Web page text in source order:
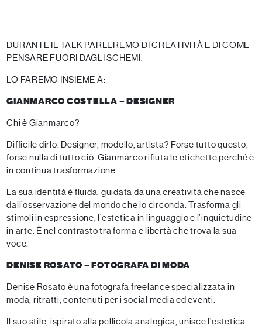
DURANTE IL TALK PARLEREMO DI CREATIVITÀ E DI COME
PENSARE FUORI DAGLI SCHEMI.
LO FAREMO INSIEME A:
GIANMARCO COSTELLA – DESIGNER
Chi è Gianmarco?
Difficile dirlo. Designer, modello, artista? Forse tutto questo,
forse nulla di tutto ciò. Gianmarco rifiuta le etichette perché è
in continua trasformazione.
La sua identità è fluida, guidata da una creatività che nasce
dall’osservazione del mondo che lo circonda. Trasforma gli
stimoli in espressione, l’estetica in linguaggio e l’inquietudine
in arte. È nel contrasto tra forma e libertà che trova la sua
voce.
DENISE ROSATO – FOTOGRAFA DI MODA
Denise Rosato è una fotografa freelance specializzata in
moda, ritratti, contenuti per i social media ed eventi.
Il suo stile, ispirato alla pellicola analogica, unisce l’estetica